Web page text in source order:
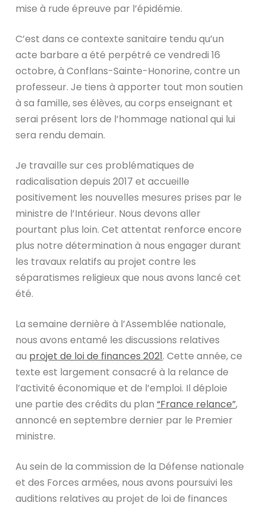
mise à rude épreuve par l’épidémie.
C’est dans ce contexte sanitaire tendu qu’un
acte barbare a été perpétré ce vendredi 16
octobre, à Conflans-Sainte-Honorine, contre un
professeur. Je tiens à apporter tout mon soutien
à sa famille, ses élèves, au corps enseignant et
serai présent lors de l’hommage national qui lui
sera rendu demain.
Je travaille sur ces problématiques de
radicalisation depuis 2017 et accueille
positivement les nouvelles mesures prises par le
ministre de l’Intérieur. Nous devons aller
pourtant plus loin. Cet attentat renforce encore
plus notre détermination à nous engager durant
les travaux relatifs au projet contre les
séparatismes religieux que nous avons lancé cet
été.
La semaine dernière à l’Assemblée nationale,
nous avons entamé les discussions relatives
au projet de loi de finances 2021. Cette année, ce
texte est largement consacré à la relance de
l’activité économique et de l’emploi. Il déploie
une partie des crédits du plan“France relance”,
annoncé en septembre dernier par le Premier
ministre.
Au sein de la commission de la Défense nationale
et des Forces armées, nous avons poursuivi les
auditions relatives au projet de loi de finances